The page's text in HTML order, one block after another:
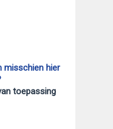
misschien hier
toepassing